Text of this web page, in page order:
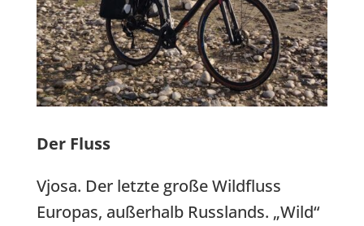
Der Fluss
Vjosa. Der letzte große Wildfluss
Europas, außerhalb Russlands. „Wild“